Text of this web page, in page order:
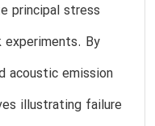
principal stress
By
acoustic emission
illustrating failure